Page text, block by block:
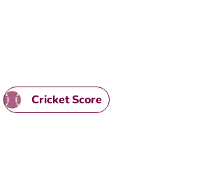
Cricket Score